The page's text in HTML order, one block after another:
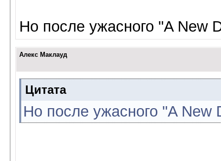
Но после ужасного "A New
Алекс Маклауд
Цитата
Но после ужасного "A New